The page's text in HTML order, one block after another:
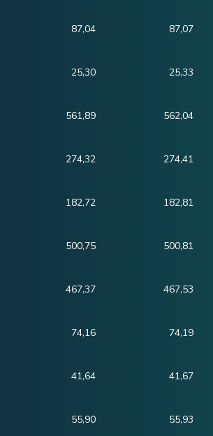
87,04 87,07
25,30 25,33
561,89 562,04
274,32 274,41
182,72 182,81
500,75 500,81
467,37 467,53
74,16 74,19
41,64 41,67
55,90 55,93